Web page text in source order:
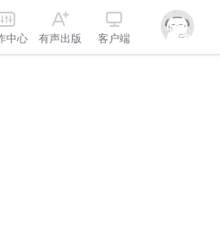
中心 有声出版 客户端